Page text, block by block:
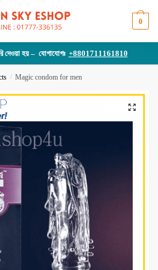
0
দেওয়া হয় – যোগাযোগঃ +8801711161810
/ Magic condom for men
🔍